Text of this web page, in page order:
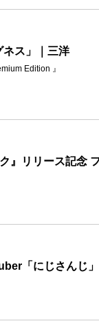
ネス」｜三洋
Edition 』
』リリース記念
「にじさんじ